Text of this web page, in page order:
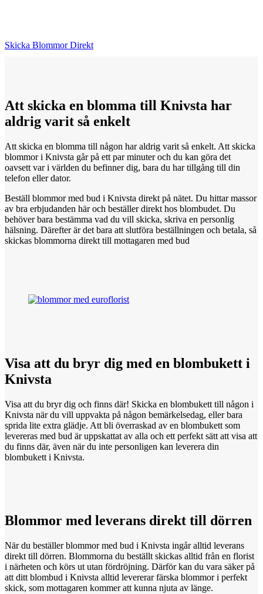
Skicka Blommor Direkt
Att skicka en blomma till Knivsta har
aldrig varit så enkelt
Att skicka en blomma till någon har aldrig varit så enkelt. Att skicka
blommor i Knivsta går på ett par minuter och du kan göra det
oavsett var i världen du befinner dig, bara du har tillgång till din
telefon eller dator.
Beställ blommor med bud i Knivsta direkt på nätet. Du hittar massor
av bra erbjudanden här och beställer direkt hos blombudet. Du
behöver bara bestämma vad du vill skicka, skriva en personlig
hälsning. Därefter är det bara att slutföra beställningen och betala, så
skickas blommorna direkt till mottagaren med bud
Visa att du bryr dig med en blombukett i
Knivsta
Visa att du bryr dig och finns där! Skicka en blombukett till någon i
Knivsta när du vill uppvakta på någon bemärkelsedag, eller bara
sprida lite extra glädje. Att bli överraskad av en blombukett som
levereras med bud är uppskattat av alla och ett perfekt sätt att visa att
du finns där, även när du inte personligen kan leverera din
blombukett i Knivsta.
Blommor med leverans direkt till dörren
När du beställer blommor med bud i Knivsta ingår alltid leverans
direkt till dörren. Blommorna du beställt skickas alltid från en florist
i närheten och körs ut utan fördröjning. Därför kan du vara säker på
att ditt blombud i Knivsta alltid levererar färska blommor i perfekt
skick, som mottagaren kommer att kunna njuta av länge.